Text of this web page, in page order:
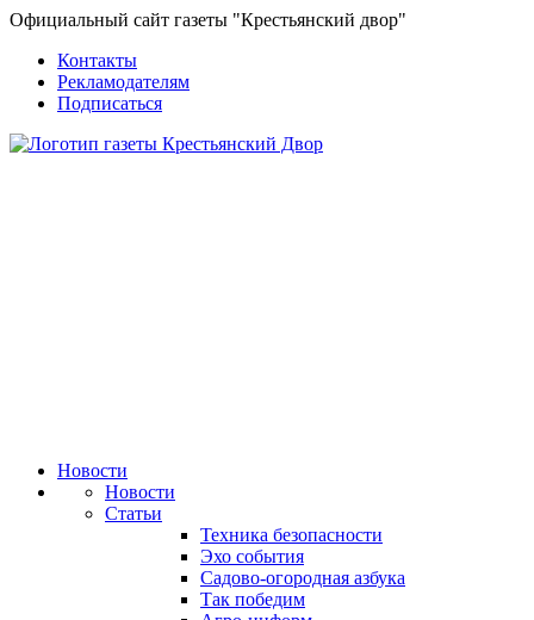
Официальный сайт газеты "Крестьянский двор"
Контакты
Рекламодателям
Подписаться
Новости
Новости
Статьи
Техника безопасности
Эхо события
Садово-огородная азбука
Так победим